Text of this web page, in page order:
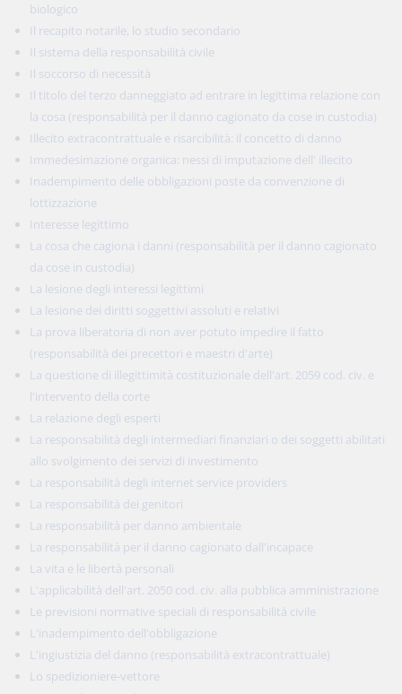
biologico
Il recapito notarile, lo studio secondario
Il sistema della responsabilità civile
Il soccorso di necessità
Il titolo del terzo danneggiato ad entrare in legittima relazione con
la cosa (responsabilità per il danno cagionato da cose in custodia)
Illecito extracontrattuale e risarcibilità: il concetto di danno
Immedesimazione organica: nessi di imputazione dell' illecito
Inadempimento delle obbligazioni poste da convenzione di
lottizzazione
Interesse legittimo
La cosa che cagiona i danni (responsabilità per il danno cagionato
da cose in custodia)
La lesione degli interessi legittimi
La lesione dei diritti soggettivi assoluti e relativi
La prova liberatoria di non aver potuto impedire il fatto
(responsabilità dei precettori e maestri d'arte)
La questione di illegittimità costituzionale dell'art. 2059 cod. civ. e
l'intervento della corte
La relazione degli esperti
La responsabilità degli intermediari finanziari o dei soggetti abilitati
allo svolgimento dei servizi di investimento
La responsabilità degli internet service providers
La responsabilità dei genitori
La responsabilità per danno ambientale
La responsabilità per il danno cagionato dall'incapace
La vita e le libertà personali
L'applicabilità dell'art. 2050 cod. civ. alla pubblica amministrazione
Le previsioni normative speciali di responsabilità civile
L'inadempimento dell'obbligazione
L'ingiustizia del danno (responsabilità extracontrattuale)
Lo spedizioniere-vettore